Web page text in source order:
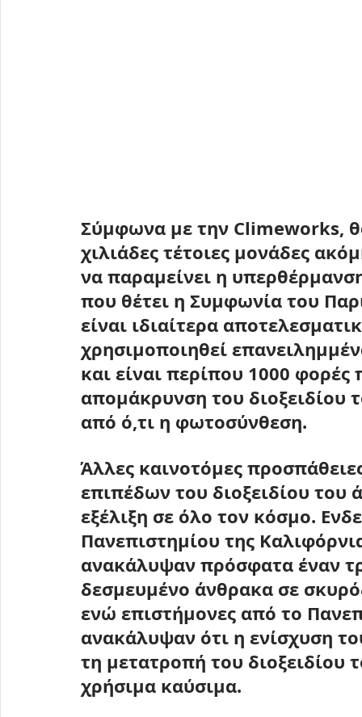
Σύμφωνα με την Climeworks,
χιλιάδες τέτοιες μονάδες
να παραμείνει η
που θέτει η Συμφωνία του
είναι ιδιαίτερα
χρησιμοποιηθεί
και είναι περίπου 1000
απομάκρυνση του
από ό,τι η φωτοσύνθεση.
Άλλες καινοτόμες
επιπέδων του διοξειδίου
εξέλιξη σε όλο τον κόσμο.
Πανεπιστημίου της
ανακάλυψαν πρόσφατα έναν
δεσμευμένο άνθρακα σε
ενώ επιστήμονες από το
ανακάλυψαν ότι η ενίσχυση
τη μετατροπή του
χρήσιμα καύσιμα.